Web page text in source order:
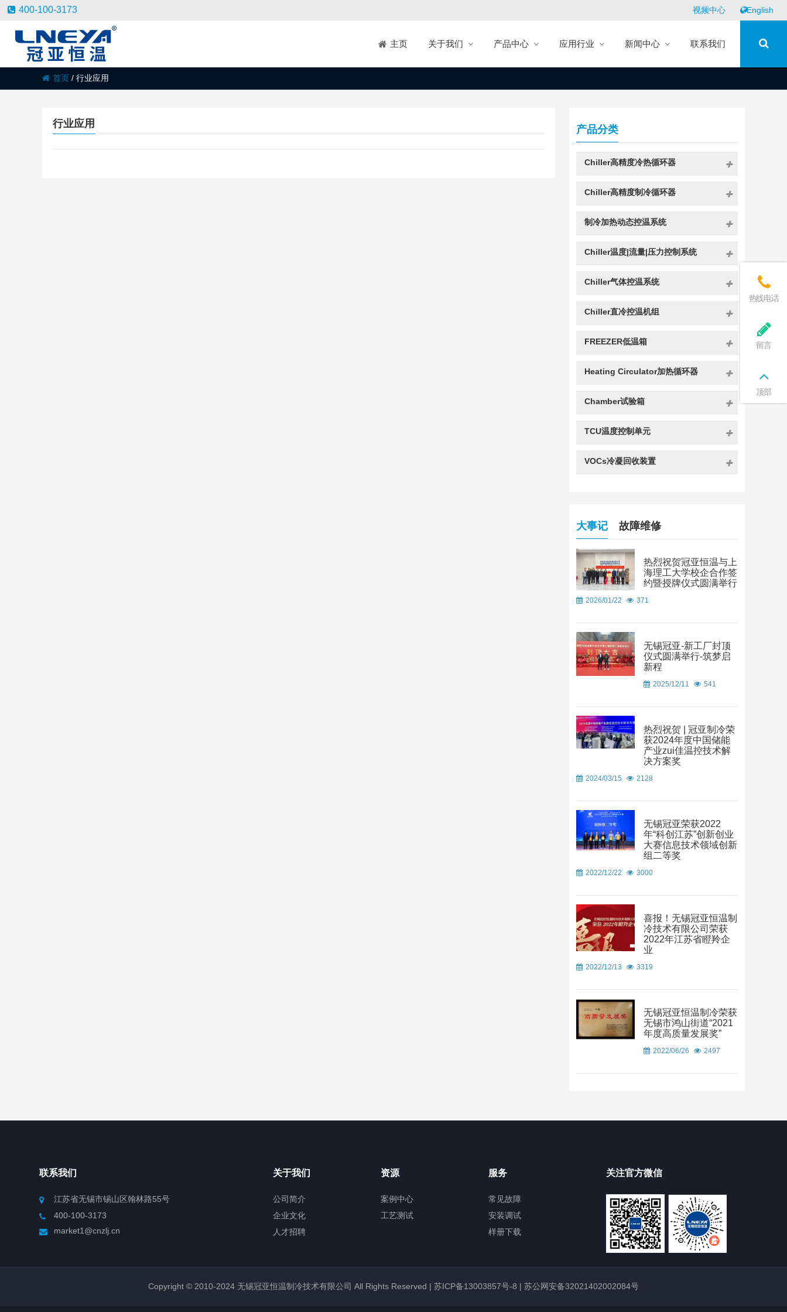
400-100-3173 视频中心 English
主页 关于我们 产品中心 应用行业 新闻中心 联系我们
首页 / 行业应用
行业应用 产品分类
Chiller高精度冷热循环器
Chiller高精度制冷循环器
制冷加热动态控温系统
Chiller温度|流量|压力控制系统
Chiller气体控温系统
Chiller直冷控温机组
FREEZER低温箱
Heating Circulator加热循环器
Chamber试验箱
TCU温度控制单元
VOCs冷凝回收装置
大事记 故障维修
热烈祝贺冠亚恒温与上
海理工大学校企合作签
约暨授牌仪式圆满举行
2026/01/22 371
无锡冠亚-新工厂封顶
仪式圆满举行-筑梦启
新程
2025/12/11 541
热烈祝贺 | 冠亚制冷荣
获2024年度中国储能
产业zui佳温控技术解
决方案奖
2024/03/15 2128
无锡冠亚荣获2022
年“科创江苏”创新创业
大赛信息技术领域创新
组二等奖
2022/12/22 3000
喜报！无锡冠亚恒温制
冷技术有限公司荣获
2022年江苏省瞪羚企
业
2022/12/13 3319
无锡冠亚恒温制冷荣获
无锡市鸿山街道“2021
年度高质量发展奖”
2022/06/26 2497
联系我们
江苏省无锡市锡山区翰林路55号
400-100-3173
market1@cnzlj.cn
关于我们
公司简介
企业文化
人才招聘
资源
案例中心
工艺测试
服务
常见故障
安装调试
样册下载
关注官方微信
Copyright © 2010-2024 无锡冠亚恒温制冷技术有限公司 All Rights Reserved | 苏ICP备13003857号-8 | 苏公网安备32021402002084号
热线电话
留言
顶部